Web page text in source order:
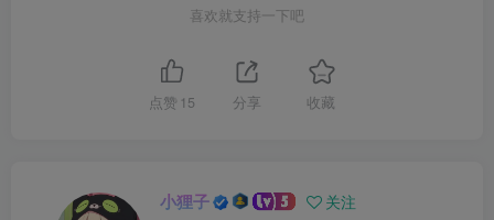
喜欢就支持一下吧
点赞 15 分享 收藏
小狸子 关注